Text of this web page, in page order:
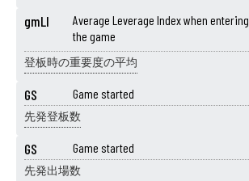
gmLI
Average Leverage Index when entering
the game
登板時の重要度の平均
GS Game started
先発登板数
GS Game started
先発出場数